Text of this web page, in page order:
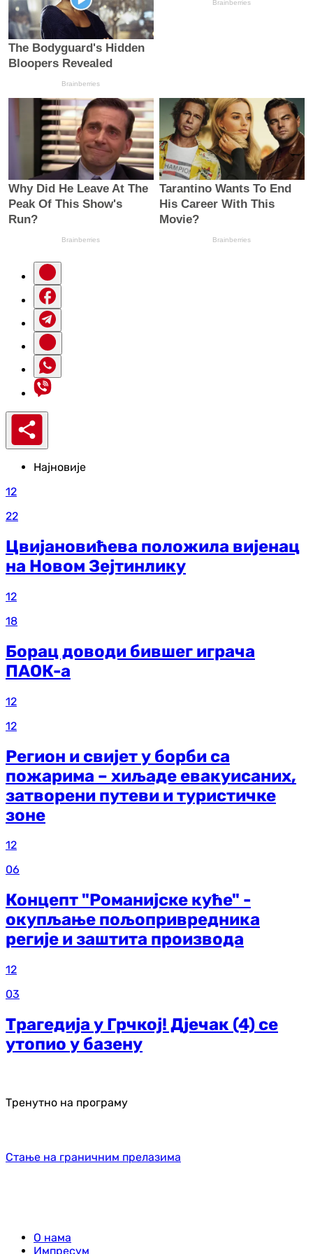
Најновије
12
22
Цвијановићева положила вијенац
на Новом Зејтинлику
12
18
Борац доводи бившег играча
ПАОК-а
12
12
Регион и свијет у борби са
пожарима – хиљаде евакуисаних,
затворени путеви и туристичке
зоне
12
06
Концепт "Романијске куће" -
окупљање пољопривредника
регије и заштита производа
12
03
Трагедија у Грчкој! Дјечак (4) се
утопио у базену
Тренутно на програму
Стање на граничним прелазима
О нама
Импресум